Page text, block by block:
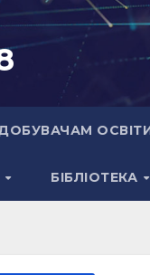
БІБЛІОТЕКА